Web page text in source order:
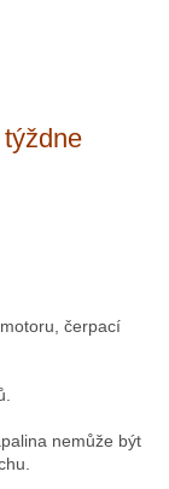
čerpací
nemůže být